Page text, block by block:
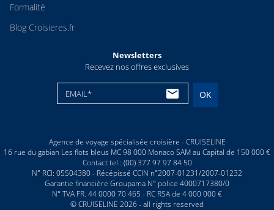
Formalité
Blog Croisieres.fr
Newsletters
Recevez nos offres exclusives
EMAIL* OK
Agence de voyage spécialisée croisière - CRUISELINE
16 rue du gabian Les flots bleus MC 98 000 Monaco SAM au Capital de 150 000 €
Contact tel : (00) 377 97 97 84 50
N° RCI: 05S04380 - Récépissé CCIN n°2007-01231/2007-01232
Garantie financière Groupama N° police 4000717380/0
N° TVA FR. 44 0000 70 465 - RC RSA de 4 000 000 €
© CRUISELINE 2026 - all rights reserved